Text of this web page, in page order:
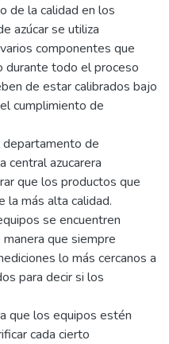
de la calidad en los
azúcar se utiliza
componentes que
durante todo el proceso
de estar calibrados bajo
cumplimiento de
de
central azucarera
que los productos que
la más alta calidad.
se encuentren
que siempre
lo más cercanos a
para decir si los
que los equipos estén
cada cierto